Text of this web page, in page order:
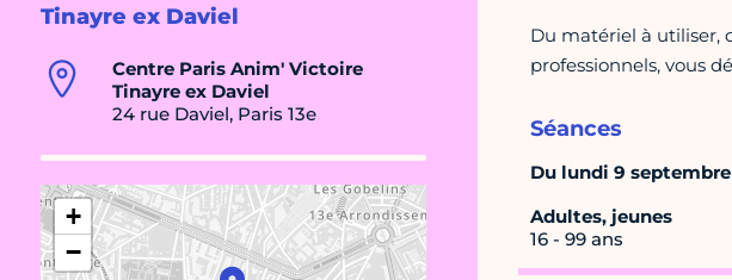
Tinayre ex Daviel
Centre Paris Anim' Victoire
Tinayre ex Daviel
24 rue Daviel, Paris 13e
+
−
Du matériel à utiliser,
professionnels, vous
Séances
Du lundi 9
Adultes, jeunes
16 - 99 ans